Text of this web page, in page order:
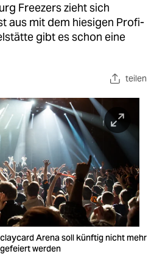
Freezers zieht sich
aus mit dem hiesigen Profi-
gibt es schon eine
teilen
Arena soll künftig nicht mehr
werden